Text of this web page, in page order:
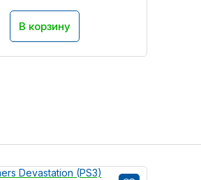
В корзину